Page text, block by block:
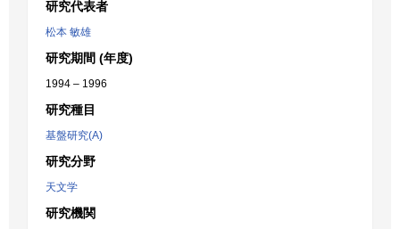
研究代表者
松本 敏雄
研究期間 (年度)
1994 – 1996
研究種目
基盤研究(A)
研究分野
天文学
研究機関